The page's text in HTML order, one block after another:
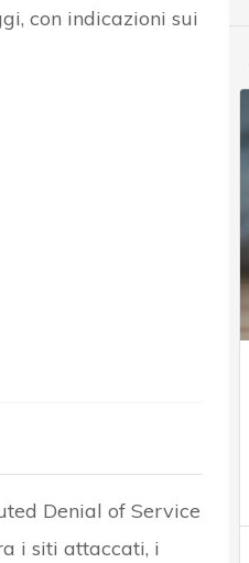
con indicazioni sui
Denial of Service
i siti attaccati, i